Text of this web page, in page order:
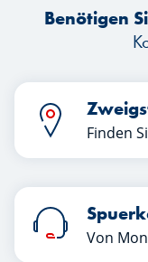
Benötigen
Finden
Von